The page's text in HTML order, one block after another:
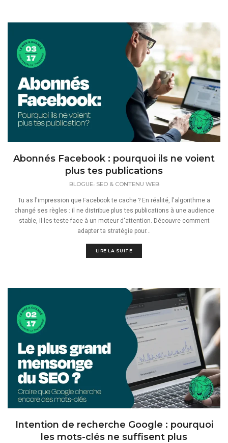
Abonnés Facebook : pourquoi ils ne voient
plus tes publications
BLOGUE, SEO & CONTENU WEB
Tu as l'impression que Facebook te cache ? En réalité, l'algorithme a
changé ses règles : il ne distribue plus tes publications à une audience
stable, il les teste face à un moteur d'attention. Découvre comment
adapter ta stratégie pour...
LIRE LA SUITE
Intention de recherche Google : pourquoi
les mots-clés ne suffisent plus